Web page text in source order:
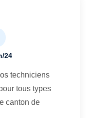
24
techniciens
tous types
canton de